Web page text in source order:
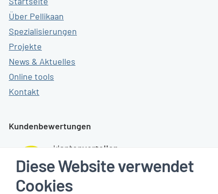
Über Pellikaan
Spezialisierungen
Projekte
News & Aktuelles
Online tools
Kontakt
Kundenbewertungen
Diese Website verwendet
Cookies